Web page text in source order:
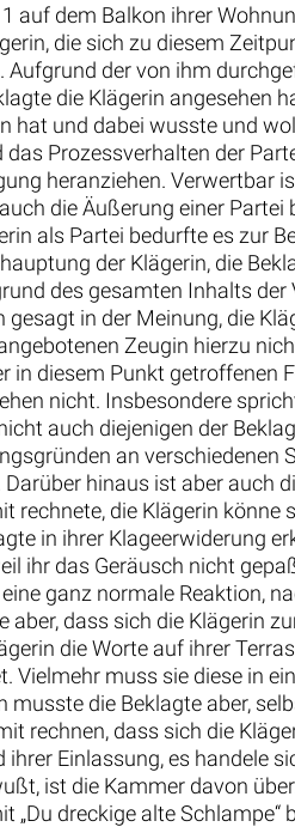
auf dem Balkon ihrer
die sich zu diesem
Aufgrund der von ihm
die Klägerin angesehen
hat und dabei wusste und
Prozessverhalten der
heranziehen.
die Äußerung einer
als Partei bedurfte es zur
der Klägerin, die
des gesamten Inhalts
gesagt in der Meinung, die
Zeugin hierzu
in diesem Punkt getroffenen
nicht. Insbesondere
auch diejenigen der
an verschiedenen
hinaus ist aber auch
rechnete, die Klägerin
in ihrer Klageerwiderung
ihr das Geräusch nicht
ganz normale Reaktion,
dass sich die Klägerin
die Worte auf ihrer
Vielmehr muss sie diese in
musste die Beklagte aber,
rechnen, dass sich die
Einlassung, es handele
ist die Kammer davon
„Du dreckige alte